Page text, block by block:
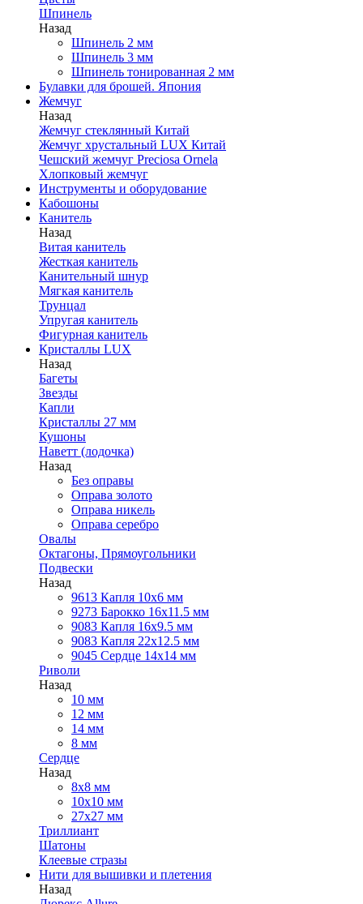
Шпинель
Назад
Шпинель 2 мм
Шпинель 3 мм
Шпинель тонированная 2 мм
Булавки для брошей. Япония
Жемчуг
Назад
Жемчуг стеклянный Китай
Жемчуг хрустальный LUX Китай
Чешский жемчуг Preciosa Ornela
Хлопковый жемчуг
Инструменты и оборудование
Кабошоны
Канитель
Назад
Витая канитель
Жесткая канитель
Канительный шнур
Мягкая канитель
Трунцал
Упругая канитель
Фигурная канитель
Кристаллы LUX
Назад
Багеты
Звезды
Капли
Кристаллы 27 мм
Кушоны
Наветт (лодочка)
Назад
Без оправы
Оправа золото
Оправа никель
Оправа серебро
Овалы
Октагоны, Прямоугольники
Подвески
Назад
9613 Капля 10х6 мм
9273 Барокко 16x11.5 мм
9083 Капля 16x9.5 мм
9083 Капля 22x12.5 мм
9045 Сердце 14х14 мм
Риволи
Назад
10 мм
12 мм
14 мм
8 мм
Сердце
Назад
8х8 мм
10х10 мм
27х27 мм
Триллиант
Шатоны
Клеевые стразы
Нити для вышивки и плетения
Назад